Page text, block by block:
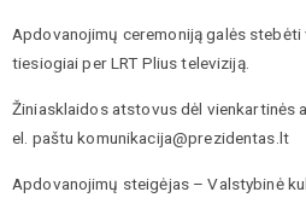
Apdovanojimų ceremoniją galės
tiesiogiai per LRT Plius televiziją.
Žiniasklaidos atstovus dėl vienkartinės
el. paštu komunikacija@prezidentas.lt
Apdovanojimų steigėjas – Valstybinė